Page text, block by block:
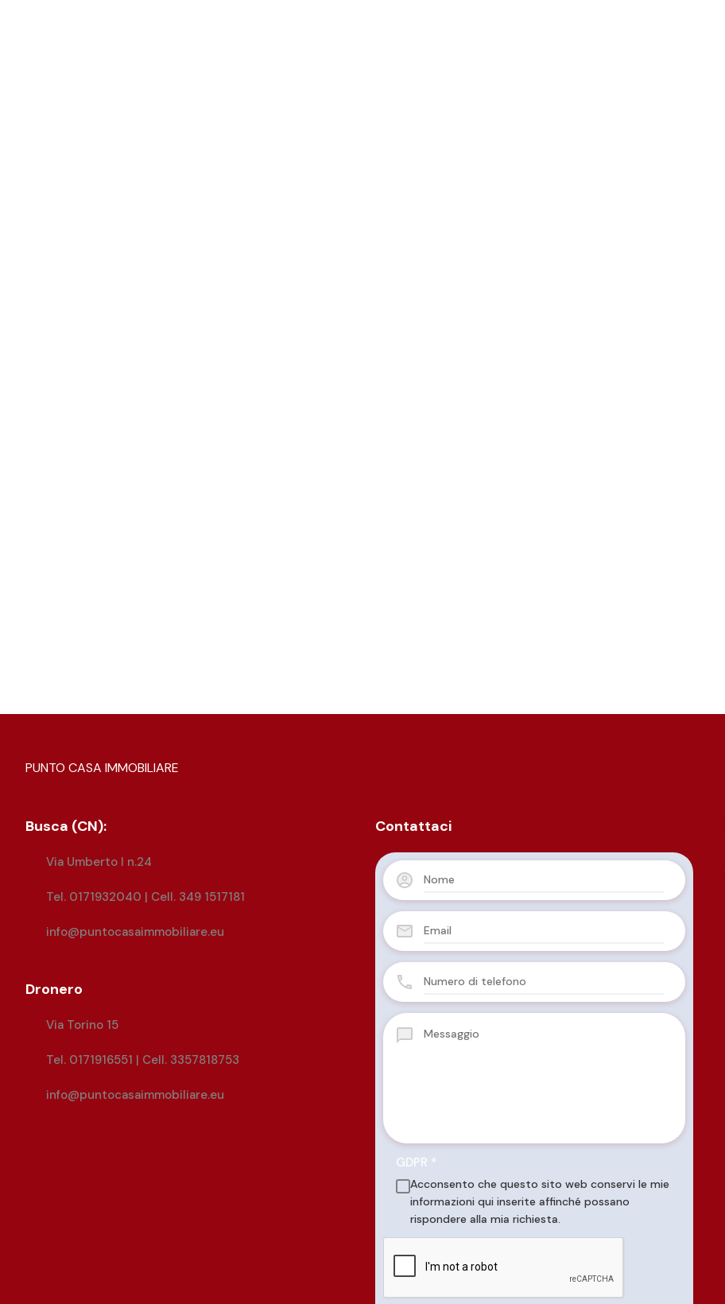
PUNTO CASA IMMOBILIARE
Busca (CN):
Via Umberto I n.24
Tel. 0171932040 | Cell. 349 1517181
info@puntocasaimmobiliare.eu
Dronero
Via Torino 15
Tel. 0171916551 | Cell. 3357818753
info@puntocasaimmobiliare.eu
Contattaci
GDPR *
Acconsento che questo sito web conservi le mie
informazioni qui inserite affinché possano
rispondere alla mia richiesta.